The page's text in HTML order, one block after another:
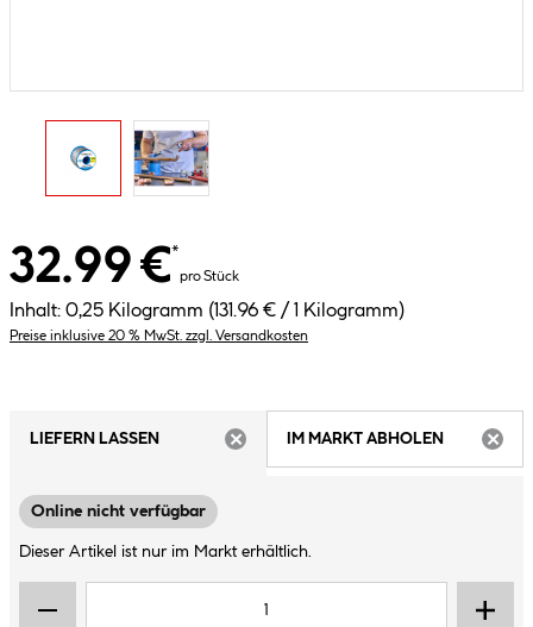
32.99 €*
pro Stück
Inhalt: 0,25 Kilogramm (131.96 € / 1 Kilogramm)
Preise inklusive 20 % MwSt. zzgl. Versandkosten
LIEFERN LASSEN
IM MARKT ABHOLEN
Online nicht verfügbar
Dieser Artikel ist nur im Markt erhältlich.